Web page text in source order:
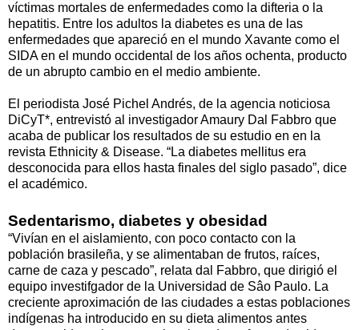
víctimas mortales de enfermedades como la difteria o la
hepatitis. Entre los adultos la diabetes es una de las
enfermedades que apareció en el mundo Xavante como el
SIDA en el mundo occidental de los años ochenta, producto
de un abrupto cambio en el medio ambiente.
El periodista José Pichel Andrés, de la agencia noticiosa
DiCyT*, entrevistó al investigador Amaury Dal Fabbro que
acaba de publicar los resultados de su estudio en en la
revista Ethnicity & Disease. “La diabetes mellitus era
desconocida para ellos hasta finales del siglo pasado”, dice
el académico.
Sedentarismo, diabetes y obesidad
“Vivían en el aislamiento, con poco contacto con la
población brasileña, y se alimentaban de frutos, raíces,
carne de caza y pescado”, relata dal Fabbro, que dirigió el
equipo investifgador de la Universidad de Sâo Paulo. La
creciente aproximación de las ciudades a estas poblaciones
indígenas ha introducido en su dieta alimentos antes